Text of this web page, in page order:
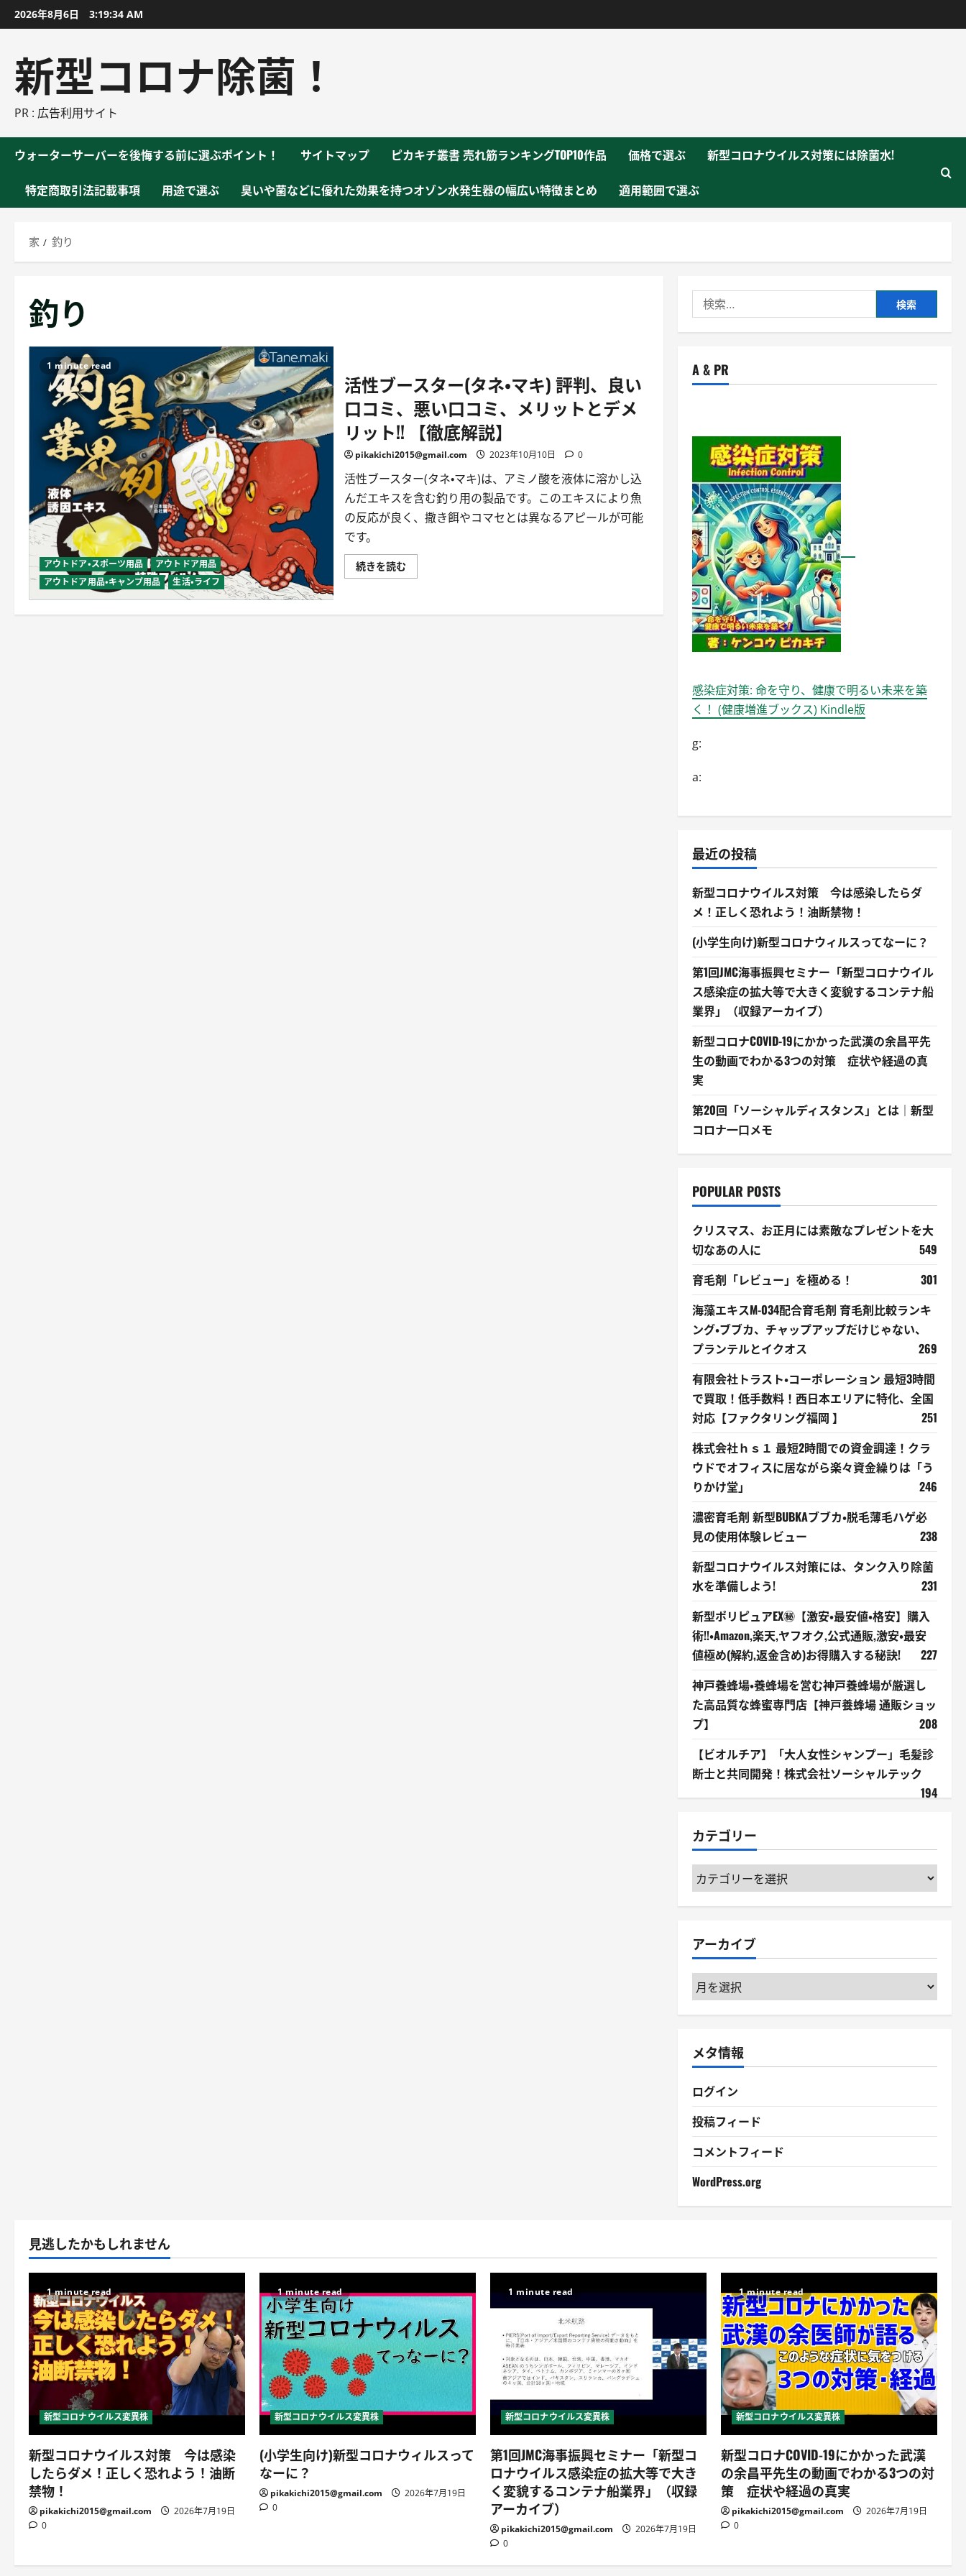
ン
2026年8月6日 3:19:35 AM
新型コロナ除菌！
PR : 広告利用サイト
ウォーターサーバーを後悔する前に選ぶポイント！ サイトマップ ピカキチ叢書 売れ筋ランキングTOP10作品 価格で選ぶ 新型コロナウイルス対策には除菌水!
特定商取引法記載事項 用途で選ぶ 臭いや菌などに優れた効果を持つオゾン水発生器の幅広い特徴まとめ 適用範囲で選ぶ
家 釣り
釣り
1 minute read
アウトドア・スポーツ用品
アウトドア用品
アウトドア用品・キャンプ用品
生活・ライフ
活性ブースター(タネ・マキ) 評判、良い
口コミ、悪い口コミ、メリットとデメ
リット!! 【徹底解説】
pikakichi2015@gmail.com 2023年10月10日 0
活性ブースター(タネ・マキ)は、アミノ酸を液体に溶かし込
んだエキスを含む釣り用の製品です。このエキスにより魚
の反応が良く、撒き餌やコマセとは異なるアピールが可能
です。
続きを読む活
性
タ
索:
A & PR
感染症対策: 命を守り、健康で明るい未来を築
く！ (健康増進ブックス) Kindle版
g:
a:
最近の投稿
新型コロナウイルス対策 今は感染したらダ
メ！正しく恐れよう！油断禁物！
(小学生向け)新型コロナウィルスってなーに？
第1回JMC海事振興セミナー「新型コロナウイル
ス感染症の拡大等で大きく変貌するコンテナ船
業界」（収録アーカイブ）
新型コロナCOVID-19にかかった武漢の余昌平先
生の動画でわかる3つの対策 症状や経過の真
実
第20回「ソーシャルディスタンス」とは｜新型
コロナ一口メモ
POPULAR POSTS
クリスマス、お正月には素敵なプレゼントを大
切なあの人に
549
育毛剤「レビュー」を極める！
301
海藻エキスM-034配合育毛剤 育毛剤比較ランキ
ング・ブブカ、チャップアップだけじゃない、
プランテルとイクオス
269
有限会社トラスト・コーポレーション 最短3時間
で買取！低手数料！西日本エリアに特化、全国
対応【ファクタリング福岡 】
251
株式会社ｈｓ１ 最短2時間での資金調達！クラ
ウドでオフィスに居ながら楽々資金繰りは「う
りかけ堂」
246
濃密育毛剤 新型BUBKAブブカ・脱毛薄毛ハゲ必
見の使用体験レビュー
238
新型コロナウイルス対策には、タンク入り除菌
水を準備しよう!
231
新型ポリピュアEX㊙【激安・最安値・格安】購入
術!!・Amazon,楽天,ヤフオク,公式通販,激安・最安
値極め(解約,返金含め)お得購入する秘訣!
227
神戸養蜂場・養蜂場を営む神戸養蜂場が厳選し
た高品質な蜂蜜専門店【神戸養蜂場 通販ショッ
プ】
208
【ビオルチア】「大人女性シャンプー」毛髪診
断士と共同開発！株式会社ソーシャルテック
194
カテゴリー
カ
テ
ー
アーカイブ
ア
ー
ブ
メタ情報
ログイン
投稿フィード
コメントフィード
WordPress.org
見逃したかもしれません
1 minute read
新型コロナウイルス変異株
新型コロナウイルス対策 今は感染
したらダメ！正しく恐れよう！油断
禁物！
pikakichi2015@gmail.com
2026年7月19日
0
1 minute read
新型コロナウイルス変異株
(小学生向け)新型コロナウィルスって
なーに？
pikakichi2015@gmail.com
2026年7月19日
0
1 minute read
新型コロナウイルス変異株
第1回JMC海事振興セミナー「新型コ
ロナウイルス感染症の拡大等で大き
く変貌するコンテナ船業界」（収録
アーカイブ）
pikakichi2015@gmail.com
2026年7月19日
0
1 minute read
新型コロナウイルス変異株
新型コロナCOVID-19にかかった武漢
の余昌平先生の動画でわかる3つの対
策 症状や経過の真実
pikakichi2015@gmail.com
2026年7月19日
0